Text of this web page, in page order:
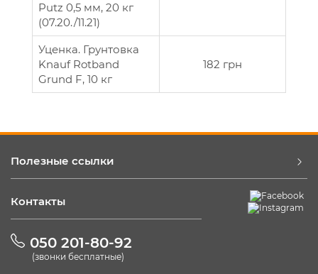
Putz 0,5 мм, 20 кг
(07.20./11.21)
Уценка. Грунтовка
Knauf Rotband
Grund F, 10 кг
182 грн
Полезные ссылки
Контакты
050 201-80-92
(звонки бесплатные)